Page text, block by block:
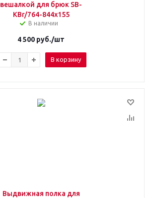
вешалкой для брюк SB-
KBr/764-844x155
В наличии
4 500 руб./шт
В корзину
Выдвижная полка для